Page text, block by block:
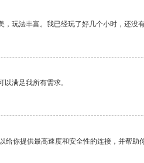
，玩法丰富。我已经玩了好几个小时，还没
满足我所有需求。
给你提供最高速度和安全性的连接，并帮助